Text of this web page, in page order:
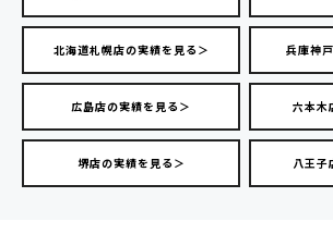
北海道札幌店の実績を見る＞ 兵庫神
広島店の実績を見る＞ 六本木
堺店の実績を見る＞ 八王子